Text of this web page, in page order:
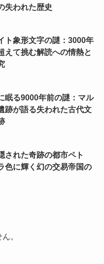
失われた歴史
ト象形文字の謎：3000年
えて挑む解読への情熱と
眠る9000年前の謎：マル
跡が語る失われた古代文
された奇跡の都市ペト
色に輝く幻の交易帝国の
。